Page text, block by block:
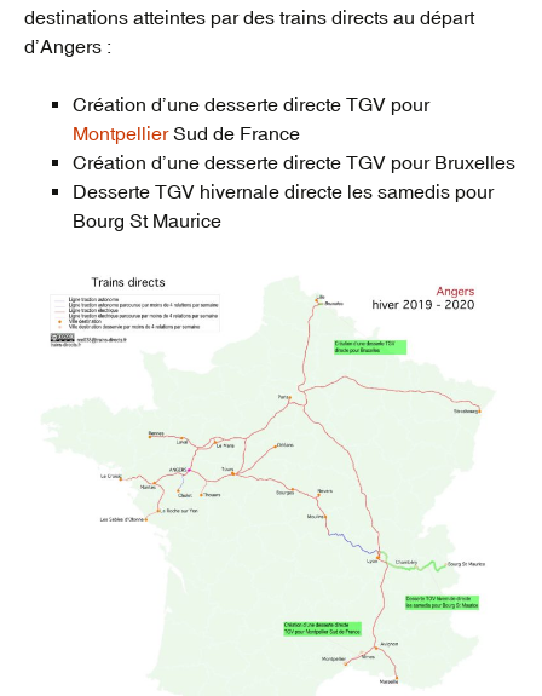
destinations atteintes par des trains directs au départ
d’Angers :
Création d’une desserte directe TGV pour
MontpellierSud de France
Création d’une desserte directe TGV pour Bruxelles
Desserte TGV hivernale directe les samedis pour
Bourg St Maurice